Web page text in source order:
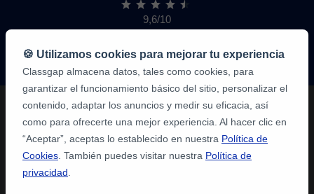
9,6/10
1.339.284
de
alumnos
🍪 Utilizamos cookies para mejorar tu experiencia
Classgap almacena datos, tales como cookies, para
garantizar el funcionamiento básico del sitio, personalizar el
contenido, adaptar los anuncios y medir su eficacia, así
como para ofrecerte una mejor experiencia. Al hacer clic en
“Aceptar”, aceptas lo establecido en nuestra Política de
Cookies . También puedes visitar nuestra Política de
privacidad